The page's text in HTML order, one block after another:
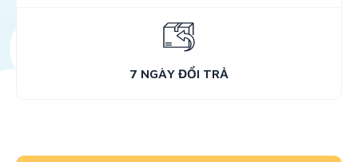
7 NGÀY ĐỔI TRẢ